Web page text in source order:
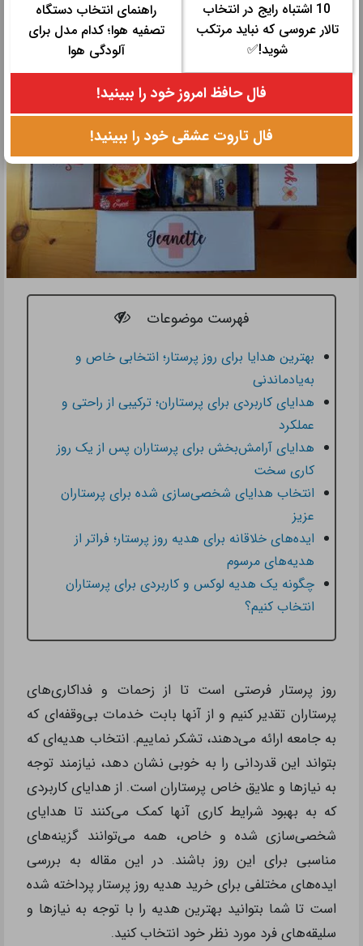
فهرست موضوعات
بهترین هدایا برای روز پرستار؛ انتخابی خاص و
به‌یادماندنی
هدایای کاربردی برای پرستاران؛ ترکیبی از راحتی و
عملکرد
هدایای آرامش‌بخش برای پرستاران پس از یک روز
کاری سخت
انتخاب هدایای شخصی‌سازی شده برای پرستاران
عزیز
ایده‌های خلاقانه برای هدیه روز پرستار؛ فراتر از
هدیه‌های مرسوم
چگونه یک هدیه لوکس و کاربردی برای پرستاران
انتخاب کنیم؟
روز پرستار فرصتی است تا از زحمات و فداکاری‌های
پرستاران تقدیر کنیم و از آنها بابت خدمات بی‌وقفه‌ای که
به جامعه ارائه می‌دهند، تشکر نماییم. انتخاب هدیه‌ای که
بتواند این قدردانی را به خوبی نشان دهد، نیازمند توجه
به نیازها و علایق خاص پرستاران است. از هدایای کاربردی
که به بهبود شرایط کاری آنها کمک می‌کنند تا هدایای
شخصی‌سازی شده و خاص، همه می‌توانند گزینه‌های
مناسبی برای این روز باشند. در این مقاله به بررسی
ایده‌های مختلفی برای خرید هدیه روز پرستار پرداخته شده
است تا شما بتوانید بهترین هدیه را با توجه به نیازها و
سلیقه‌های فرد مورد نظر خود انتخاب کنید.
10 اشتباه رایج در انتخاب
تالار عروسی که نباید مرتکب
شوید!✅
راهنمای انتخاب دستگاه
تصفیه هوا؛ کدام مدل برای
آلودگی هوا
فال حافظ امروز خود را ببینید!
فال تاروت عشقی خود را ببینید!